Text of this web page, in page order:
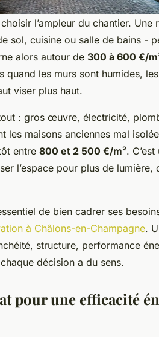
l’ampleur du chantier. Une
sol, cuisine ou salle de bains -
alors autour de 300 à 600 €/
quand les murs sont humides,
viser plus haut.
: gros œuvre, électricité,
les maisons anciennes mal
entre 800 et 2 500 €/m².
l’espace pour plus de
de bien cadrer ses
à Châlons-en-Champagne.
structure, performance
décision a du sens.
pour une efficacité